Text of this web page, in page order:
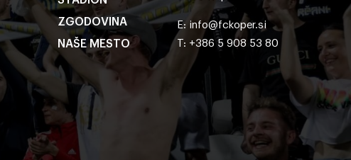
ZGODOVINA
NAŠE MESTO
E: info@fckoper.si
T: +386 5 908 53 80